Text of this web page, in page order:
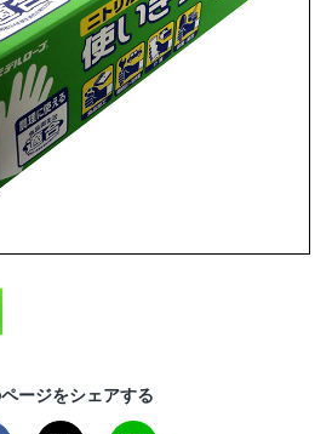
ージをシェアする